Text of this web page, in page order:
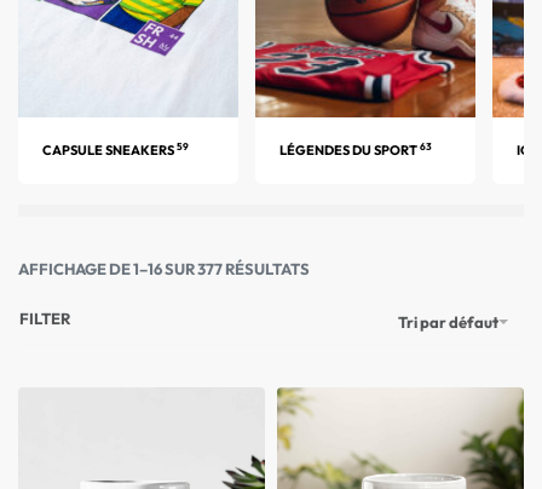
CAPSULE SNEAKERS 59 LÉGENDES DU SPORT 63
AFFICHAGE DE 1–16 SUR 377 RÉSULTATS
Tri par défaut
FILTER